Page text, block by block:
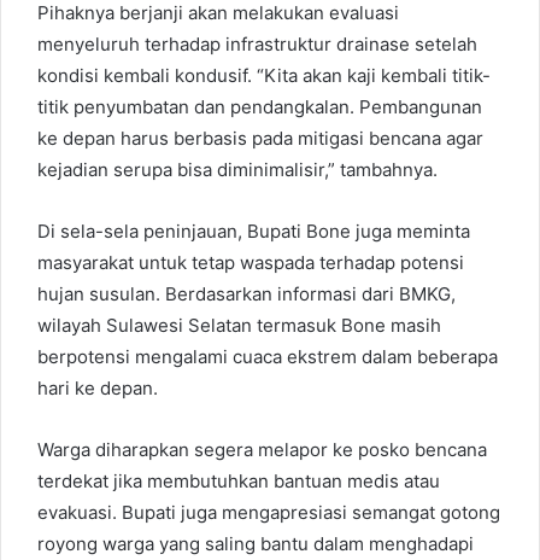
Pihaknya berjanji akan melakukan evaluasi
menyeluruh terhadap infrastruktur drainase setelah
kondisi kembali kondusif. “Kita akan kaji kembali titik-
titik penyumbatan dan pendangkalan. Pembangunan
ke depan harus berbasis pada mitigasi bencana agar
kejadian serupa bisa diminimalisir,” tambahnya.
Di sela-sela peninjauan, Bupati Bone juga meminta
masyarakat untuk tetap waspada terhadap potensi
hujan susulan. Berdasarkan informasi dari BMKG,
wilayah Sulawesi Selatan termasuk Bone masih
berpotensi mengalami cuaca ekstrem dalam beberapa
hari ke depan.
Warga diharapkan segera melapor ke posko bencana
terdekat jika membutuhkan bantuan medis atau
evakuasi. Bupati juga mengapresiasi semangat gotong
royong warga yang saling bantu dalam menghadapi